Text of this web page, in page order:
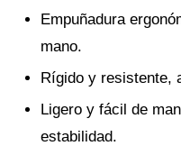
Empuñadura
mano.
Rígido y resistente,
Ligero y fácil de
estabilidad.